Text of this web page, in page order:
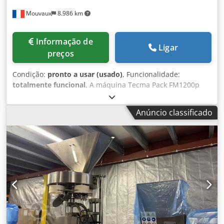
Mouvaux 8.986 km
preços
Ligar
Condição: pronto a usar (usado), Funcionalidade:
totalmente funcional, A máquina Tecma Pack FM1200p
automatiza o processo de formação de caixas de cartão a
partir de chapas planas. Ela molda e cola as abas para
obter caixas tipo "bandeja" regulares, prontas para
receber os produtos. A caixa tipo "bandeja" apresenta-se
como uma bandeja de cartão com bordas laterais
elevadas. Desta forma, facilita o carregamento dos
produtos, ao mesmo tempo que proporciona uma boa
fixação durante a manipulação, o armazenamento e o
transporte. Este formato é particularmente adequado para
produtos alimentares embalados, bandejas, sacos e
artigos destinados a uma rápida colocação nas prateleiras.
As caixas tipo "bandeja" estão entre os formatos comuns
obtidos por máquinas de formação e embalagem
Anúncio classificado